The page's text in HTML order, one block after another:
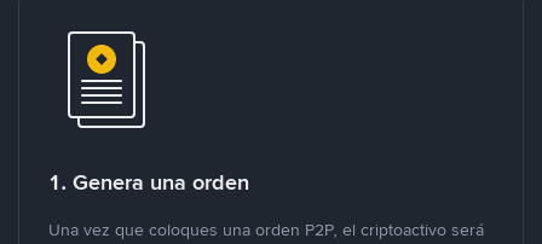
1. Genera una orden
Una vez que coloques una orden P2P, el criptoactivo será